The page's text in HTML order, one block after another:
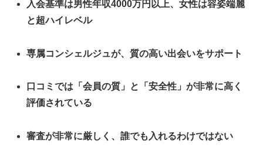
入会基準は男性年収4000万円以上、女性は容姿端麗
と超ハイレベル
専属コンシェルジュが、質の高い出会いをサポート
口コミでは「会員の質」と「安全性」が非常に高く
評価されている
審査が非常に厳しく、誰でも入れるわけではない